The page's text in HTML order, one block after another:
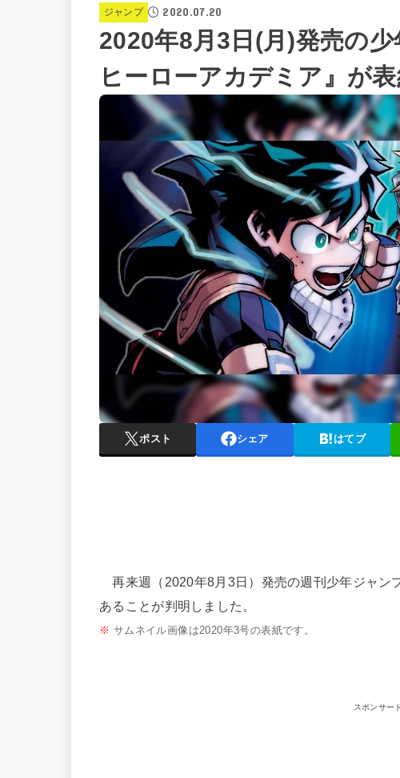
ジャンプ 2020.07.20
2020年8月3日(月)発売の
ヒーローアカデミア』が
ポスト シェア はてブ
再来週（2020年8月3日）発売の週刊少年ジャン
あることが判明しました。
※ サムネイル画像は2020年3号の表紙です。
スポンサー